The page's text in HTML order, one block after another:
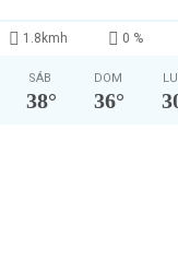
1.8kmh 0 %
SÁB
38°
DOM
36°